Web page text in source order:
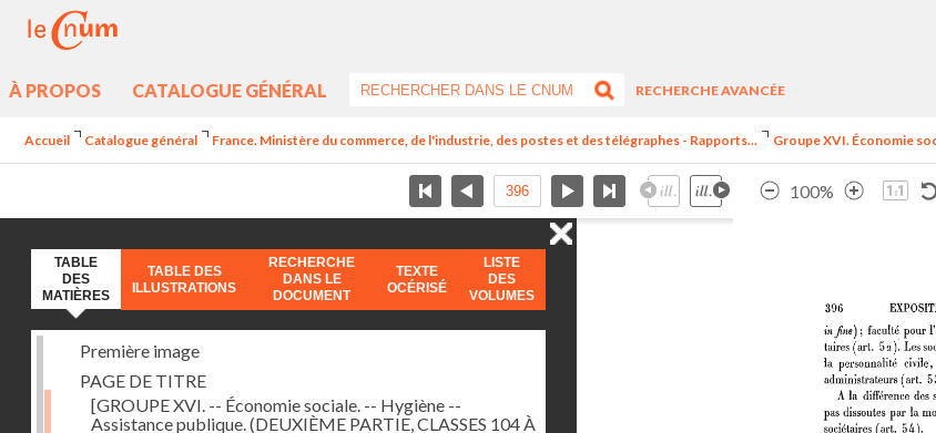
À PROPOS CATALOGUE GÉNÉRAL
RECHERCHE AVANCÉE
Accueil Catalogue général France. Ministère du commerce, de l'industrie, des postes et des télégraphes - Rapports... Groupe XVI. Économie
100%
TABLE
DES
MATIÈRES
TABLE DES
ILLUSTRATIONS
RECHERCHE
DANS LE
DOCUMENT
TEXTE
OCÉRISÉ
LISTE
DES
VOLUMES
Première image
PAGE DE TITRE
[GROUPE XVI. -- Économie sociale. -- Hygiène --
Assistance publique. (DEUXIÈME PARTIE, CLASSES 104 À